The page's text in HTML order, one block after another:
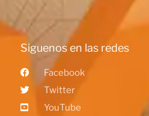
Siguenos en las redes
Facebook
Twitter
YouTube